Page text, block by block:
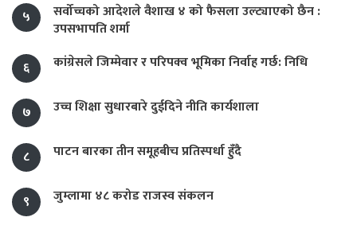
५
सर्वोच्चको आदेशले वैशाख ४ को फैसला उल्ट्याएको छैन :
उपसभापति शर्मा
६
कांग्रेसले जिम्मेवार र परिपक्व भूमिका निर्वाह गर्छ: निधि
७ उच्च शिक्षा सुधारबारे दुईदिने नीति कार्यशाला
८ पाटन बारका तीन समूहबीच प्रतिस्पर्धा हुँदै
९ जुम्लामा ४८ करोड राजस्व संकलन